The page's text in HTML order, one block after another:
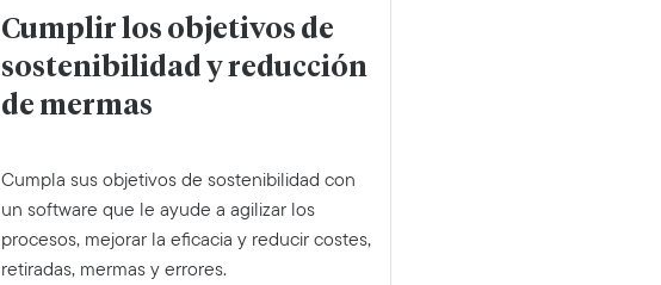
Cumplir los objetivos de
sostenibilidad y reducción
de mermas
Cumpla sus objetivos de sostenibilidad con
un software que le ayude a agilizar los
procesos, mejorar la eficacia y reducir costes,
retiradas, mermas y errores.